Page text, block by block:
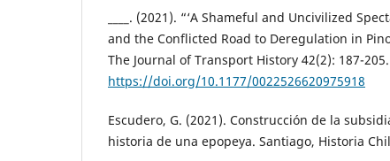
____. (2021). “‘A Shameful and Uncivilized
and the Conflicted Road to Deregulation in
The Journal of Transport History 42(2): 187-
https://doi.org/10.1177/0022526620975918
Escudero, G. (2021). Construcción de la
historia de una epopeya. Santiago, Historia